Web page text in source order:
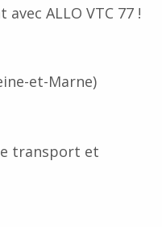
ALLO VTC 77 !
et-Marne)
transport et